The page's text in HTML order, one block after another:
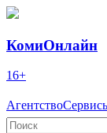
КомиОнлайн
16+
Агентство